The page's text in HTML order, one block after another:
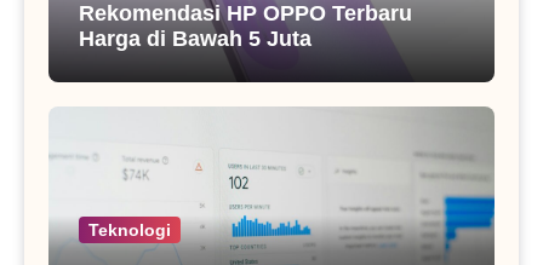
Rekomendasi HP OPPO Terbaru
Harga di Bawah 5 Juta
Teknologi